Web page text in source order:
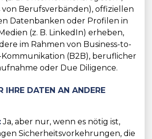
von Berufsverbänden), offiziellen
Datenbanken oder Profilen in
(z. B. LinkedIn) erheben,
im Rahmen von Business-to-
Kommunikation (B2B), beruflicher
oder Due Diligence.
IHRE DATEN AN ANDERE
Ja, aber nur, wenn es nötig ist,
Sicherheitsvorkehrungen, die